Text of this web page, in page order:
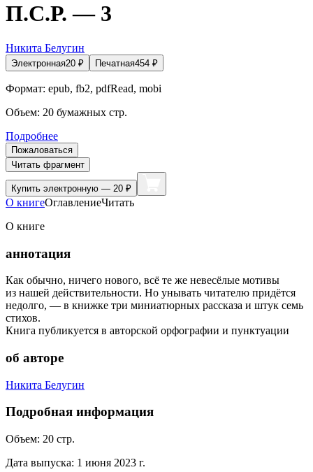
П.С.Р. — 3
Никита Белугин
Электронная20 ₽ Печатная454 ₽
Формат: epub, fb2, pdfRead, mobi
Объем: 20 бумажных стр.
Подробнее
Пожаловаться
Читать фрагмент
Купить электронную — 20 ₽
О книгеОглавлениеЧитать
О книге
аннотация
Как обычно, ничего нового, всё те же невесёлые мотивы
из нашей действительности. Но унывать читателю придётся
недолго, — в книжке три миниатюрных рассказа и штук семь
стихов.
Книга публикуется в авторской орфографии и пунктуации
об авторе
Никита Белугин
Подробная информация
Объем: 20 стр.
Дата выпуска: 1 июня 2023 г.